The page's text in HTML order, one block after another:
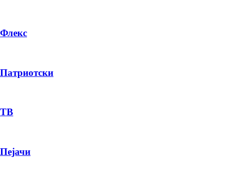
PRODUCT
ПЛАТИ ПРИ ДОСТАВА ВО КЕШ
Флекс
Патриотски
ТВ
Пејачи